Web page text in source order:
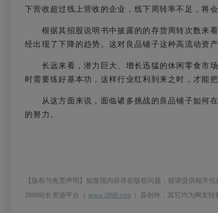
下营收超过线上营收的企业，线下周转率不足，将
根据其招股说明书中披露的的存货周转次数来看
经出现了下降的趋势。这对良品铺子这种高流动资
长远来看，潜力巨大、增长迅猛的休闲零食市场
时需要练好基本功，这样行业红利到来之时，才能
从这方面来说，面临诸多挑战的良品铺子如何在
的努力。
【版权与免责声明】如发现内容存在版权问题，烦请提供相关
2898站长资源平台（ www.2898.com ）原创外，其它均为网友